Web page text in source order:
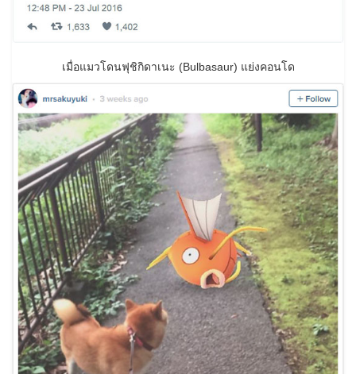
เมื่อแมวโดนฟุชิกิดาเนะ (Bulbasaur) แย่งคอนโด